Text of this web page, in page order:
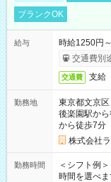
ブランクOK
給与
時給1250円～
交通費別
交通費 支給
勤務地
東京都文京区
後楽園駅か
から徒歩7分
株式会社
勤務時間
＜シフト例＞ 7:00
時間を選べ